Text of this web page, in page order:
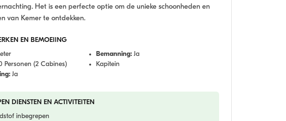
Het is een perfecte optie om de unieke schoonheden en
van Kemer te ontdekken.
EN BEMOEIING
Personen (2 Cabines)
Ja
Bemanning: Ja
Kapitein
DIENSTEN EN ACTIVITEITEN
inbegrepen